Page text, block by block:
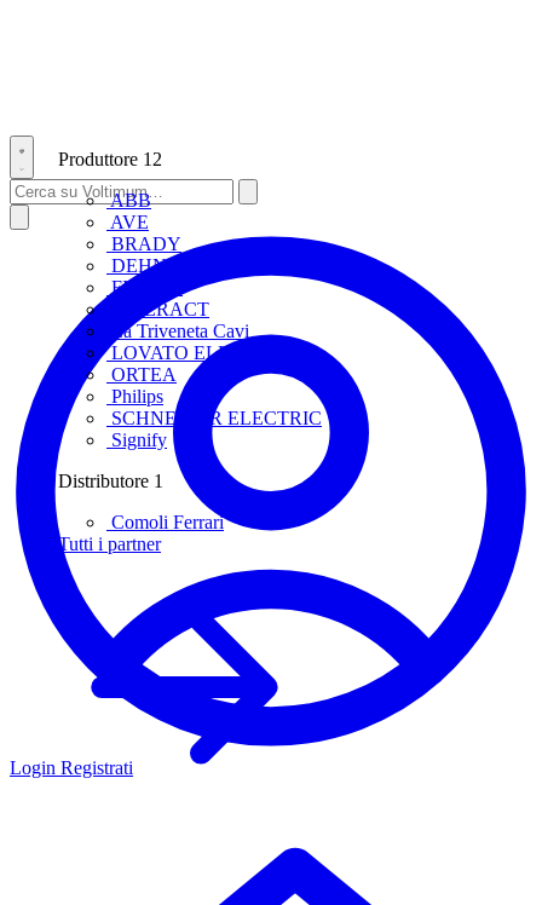
Produttore 12
ABB
AVE
BRADY
DEHN
FINDER
INTERACT
La Triveneta Cavi
LOVATO ELECTRIC
ORTEA
Philips
SCHNEIDER ELECTRIC
Signify
Distributore 1
Comoli Ferrari
Tutti i partner
Login Registrati